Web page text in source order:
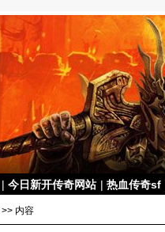
| 今日新开传奇网站 | 热血传奇sf
>> 内容